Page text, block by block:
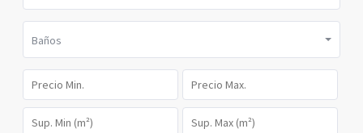
Baños